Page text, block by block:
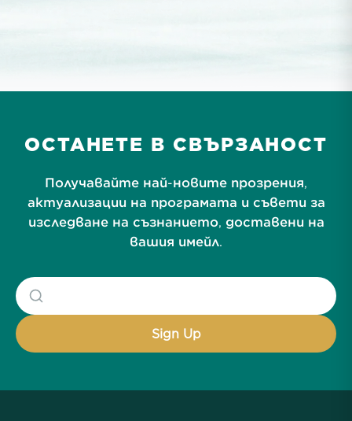
ОСТАНЕТЕ В СВЪРЗАНОСТ
Получавайте най-новите прозрения,
актуализации на програмата и съвети за
изследване на съзнанието, доставени на
вашия имейл.